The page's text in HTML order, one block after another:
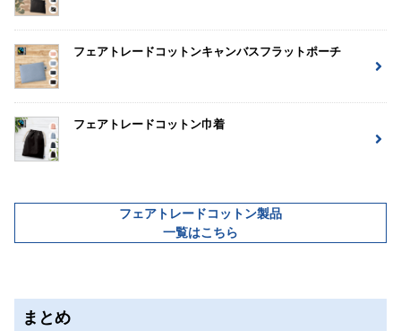
フェアトレードコットンキャンバスフラットポーチ
フェアトレードコットン巾着
フェアトレードコットン製品
一覧はこちら
まとめ